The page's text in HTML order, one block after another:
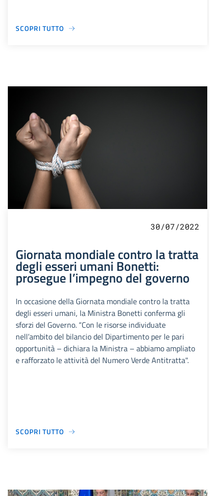
SCOPRI TUTTO
30/07/2022
Giornata mondiale contro la tratta
degli esseri umani Bonetti:
prosegue l’impegno del governo
In occasione della Giornata mondiale contro la tratta
degli esseri umani, la Ministra Bonetti conferma gli
sforzi del Governo. “Con le risorse individuate
nell’ambito del bilancio del Dipartimento per le pari
opportunità – dichiara la Ministra – abbiamo ampliato
e rafforzato le attività del Numero Verde Antitratta".
SCOPRI TUTTO